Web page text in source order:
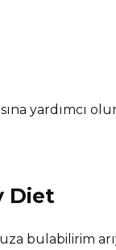
yardımcı
Diet
bulabilirim